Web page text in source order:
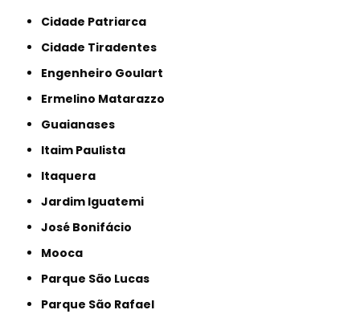
Cidade Patriarca
Cidade Tiradentes
Engenheiro Goulart
Ermelino Matarazzo
Guaianases
Itaim Paulista
Itaquera
Jardim Iguatemi
José Bonifácio
Mooca
Parque São Lucas
Parque São Rafael